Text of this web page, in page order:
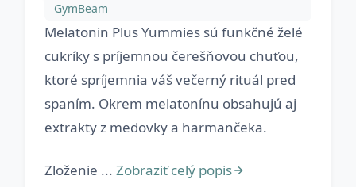
GymBeam
Melatonin Plus Yummies sú funkčné želé
cukríky s príjemnou čerešňovou chuťou,
ktoré spríjemnia váš večerný rituál pred
spaním. Okrem melatonínu obsahujú aj
extrakty z medovky a harmančeka.
Zloženie ... Zobraziť celý popis